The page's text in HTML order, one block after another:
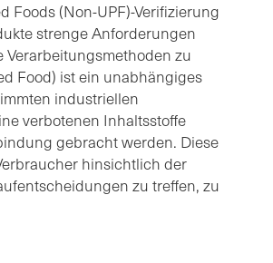
Foods (Non-UPF)-Verifizierung
strenge Anforderungen
zu
Food) ist ein unabhängiges
industriellen
verbotenen Inhaltsstoffe
gebracht werden. Diese
hinsichtlich der
zu treffen, zu